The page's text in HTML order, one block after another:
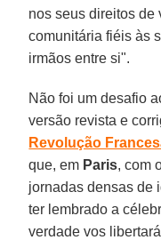
nos seus direitos de
comunitária fiéis às
irmãos entre si".
Não foi um desafio
versão revista e
Revolução
que, em Paris, com
jornadas densas de
ter lembrado a
verdade vos